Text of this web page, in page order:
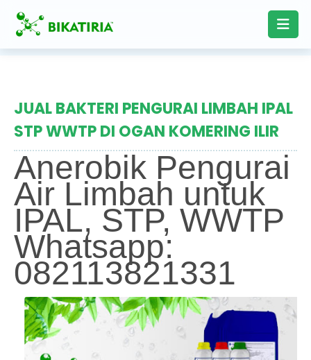
JUAL BAKTERI PENGURAI LIMBAH IPAL
STP WWTP DI OGAN KOMERING ILIR
Anerobik Pengurai
Air Limbah untuk
IPAL, STP, WWTP
Whatsapp:
082113821331